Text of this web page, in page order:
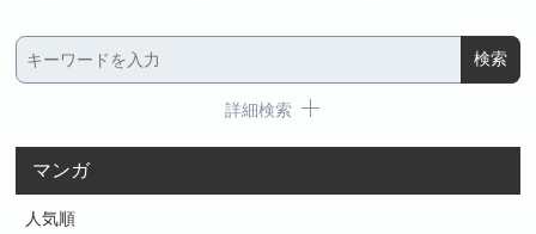
詳細検索
マンガ
人気順